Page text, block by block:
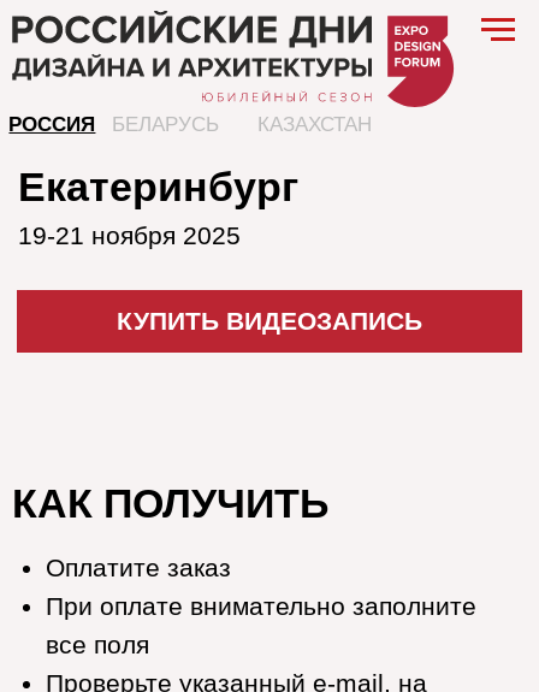
КАЗАХСТАН
КУПИТЬ ВИДЕОЗАПИСЬ
Екатеринбург
КАК ПОЛУЧИТЬ
Проверьте указанный e-mail, на
который система сайта пришлет
Видеозапись будет доступна в Личном
кабинете, после модерации платежа
Доступ к видеозаписи - бессрочный.
Видеозапись предоставляется как
есть. Состав спикеров может